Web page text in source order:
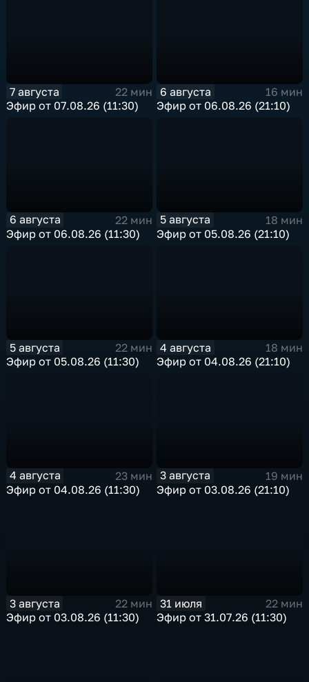
7 августа
22 мин
Эфир от 07.08.26 (11:30)
6 августа
16 мин
Эфир от 06.08.26 (21:10)
6 августа
22 мин
Эфир от 06.08.26 (11:30)
5 августа
18 мин
Эфир от 05.08.26 (21:10)
5 августа
22 мин
Эфир от 05.08.26 (11:30)
4 августа
18 мин
Эфир от 04.08.26 (21:10)
4 августа
23 мин
Эфир от 04.08.26 (11:30)
3 августа
19 мин
Эфир от 03.08.26 (21:10)
3 августа
22 мин
Эфир от 03.08.26 (11:30)
31 июля
22 мин
Эфир от 31.07.26 (11:30)